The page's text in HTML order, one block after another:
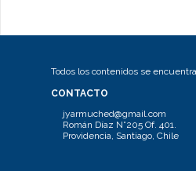
Todos los contenidos se
CONTACTO
jyarmuched@gmail.com
Román Díaz N°205 Of. 401.
Providencia, Santiago, Chile